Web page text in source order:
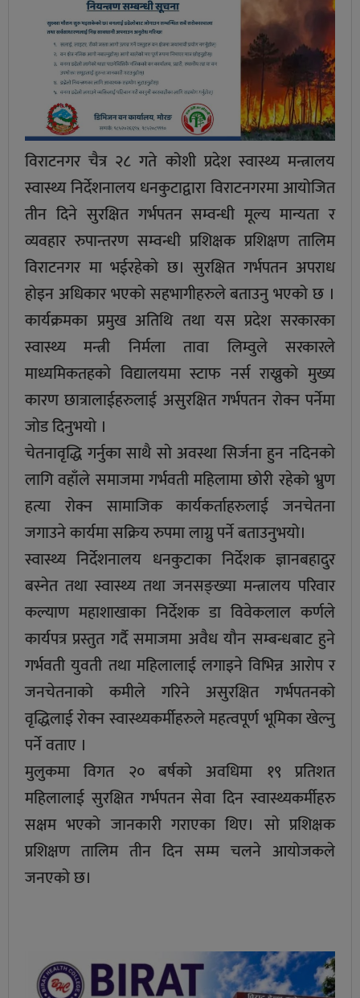
विराटनगर चैत्र २८ गते कोशी प्रदेश स्वास्थ्य मन्त्रालय
स्वास्थ्य निर्देशनालय धनकुटाद्वारा विराटनगरमा आयोजित
तीन दिने सुरक्षित गर्भपतन सम्वन्धी मूल्य मान्यता र
व्यवहार रुपान्तरण सम्वन्धी प्रशिक्षक प्रशिक्षण तालिम
विराटनगर मा भईरहेकाे छ। सुरक्षित गर्भपतन अपराध
होइन अधिकार भएको सहभागीहरुले बताउनु भएको छ ।
कार्यक्रमका प्रमुख अतिथि तथा यस प्रदेश सरकारका
स्वास्थ्य मन्त्री निर्मला तावा लिम्वुले सरकारले
माध्यमिकतहकाे विद्यालयमा स्टाफ नर्स राख्नुको मुख्य
कारण छात्रालाईहरुलाई असुरक्षित गर्भपतन रोक्न पर्नेमा
जाेड दिनुभयो ।
चेतनावृद्धि गर्नुका साथै साे अवस्था सिर्जना हुन नदिनकाे
लागि वहाँले समाजमा गर्भवती महिलामा छोरी रहेको भ्रुण
हत्या रोक्न सामाजिक कार्यकर्ताहरुलाई जनचेतना
जगाउने कार्यमा सक्रिय रुपमा लाग्नु पर्ने बताउनुभयो।
स्वास्थ्य निर्देशनालय धनकुटाका निर्देशक ज्ञानबहादुर
बस्नेत तथा स्वास्थ्य तथा जनसङ्ख्या मन्त्रालय परिवार
कल्याण महाशाखाका निर्देशक डा विवेकलाल कर्णले
कार्यपत्र प्रस्तुत गर्दै समाजमा अवैध यौन सम्बन्धबाट हुने
गर्भवती युवती तथा महिलालाई लगाइने विभिन्न आरोप र
जनचेतनाको कमीले गरिने असुरक्षित गर्भपतनको
वृद्धिलाई रोक्न स्वास्थ्यकर्मीहरुले महत्वपूर्ण भूमिका खेल्नु
पर्ने वताए ।
मुलुकमा विगत २० बर्षको अवधिमा १९ प्रतिशत
महिलालाई सुरक्षित गर्भपतन सेवा दिन स्वास्थ्यकर्मीहरु
सक्षम भएको जानकारी गराएका थिए। साे प्रशिक्षक
प्रशिक्षण तालिम तीन दिन सम्म चलने आयाेजकले
जनएकाे छ।